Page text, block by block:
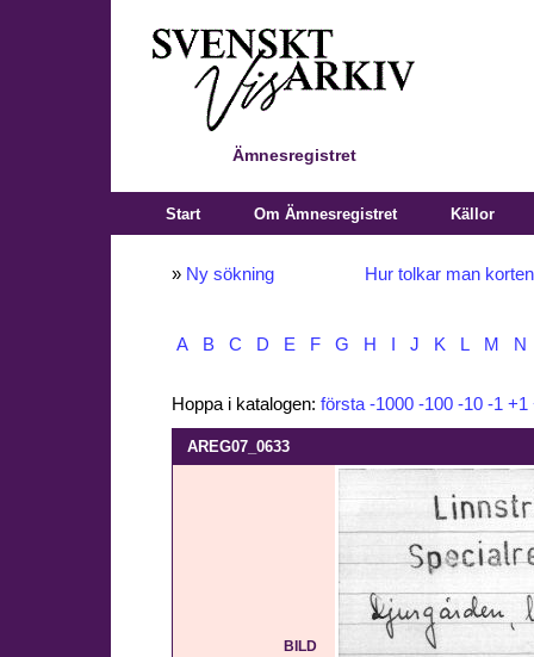
Ämnesregistret
Start Om Ämnesregistret Källor
» Ny sökning Hur tolkar man
A B C D E F G H J K L M N
Hoppa i katalogen: första -1000 -100 -10 -1 +1
AREG07_0633
BILD